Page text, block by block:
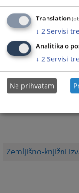
Zemljišno-knjižni
Translation
↓ 2 Servisi
Analitika o
↓ 2 Servisi
Ne prihvatam